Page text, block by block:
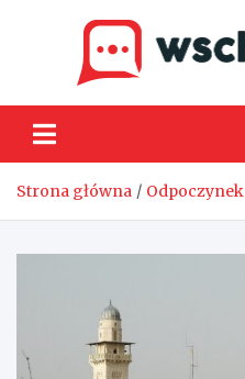
Strona główna Odpoczynek